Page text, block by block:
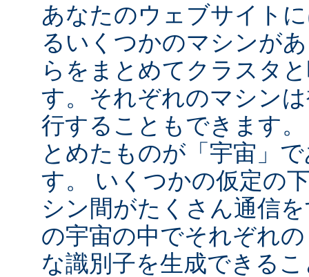
あなたのウェブサイト
るいくつかのマシンが
らをまとめてクラスタ
す。それぞれのマシン
行することもできます
とめたものが「宇宙」
す。 いくつかの仮定の
シン間がたくさん通信
の宇宙の中でそれぞれ
な識別子を生成できる